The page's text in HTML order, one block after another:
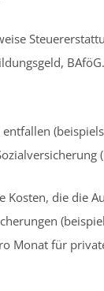
BAföG.
Kosten, die die
Monat für